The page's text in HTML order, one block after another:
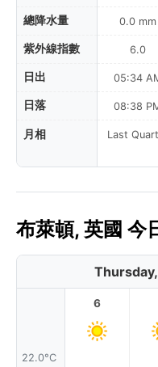
總降水量
紫外線指數
日出
日落
月相
0.0 mm
6.0
05:34
08:38
Last
布萊頓, 英國
22.0°C
6